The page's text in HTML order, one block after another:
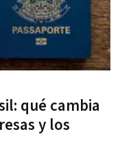
qué cambia
y los